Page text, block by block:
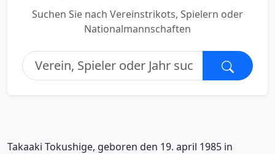
Suchen Sie nach Vereinstrikots, Spielern oder
Nationalmannschaften
Takaaki Tokushige, geboren den 19. april 1985 in